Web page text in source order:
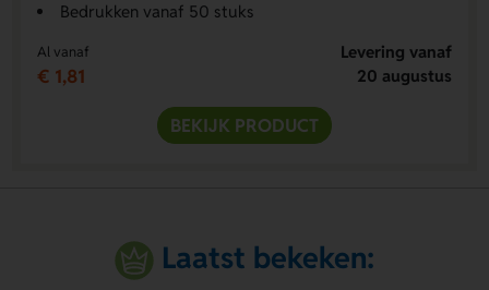
Bedrukken vanaf 50 stuks
Al vanaf
€ 1,81
Levering vanaf
20 augustus
BEKIJK PRODUCT
Laatst bekeken: